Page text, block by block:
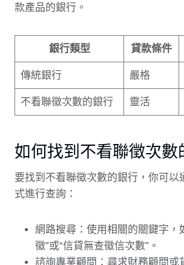
款產品的銀行。
銀行類型 貸款條件
傳統銀行 嚴格
不看聯徵次數的銀行 靈活
如何找到不看聯徵次數
要找到不看聯徵次數的銀行，你可以
式進行查詢：
網路搜尋：使用相關的關鍵字，
徵”或“信貸無查徵信次數”。
諮詢專業顧問：尋求財務顧問或